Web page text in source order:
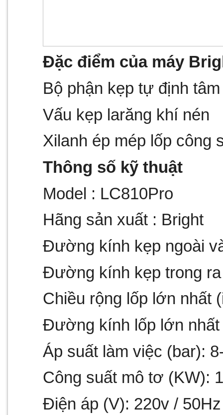
Đặc điểm của máy
Bộ phận kẹp tự định tâm
Vấu kẹp larăng khí nén
Xilanh ép mép lốp công
Thông số kỹ thuật
Model : LC810Pro
Hãng sản xuất : Bright
Đường kính kẹp ngoài
Đường kính kẹp trong
Chiều rộng lốp lớn nhất
Đường kính lốp lớn nhất
Áp suất làm việc (bar):
Công suất mô tơ (KW):
Điện áp (V): 220v / 50Hz